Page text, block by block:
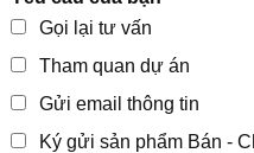
Gọi lại tư vấn
Tham quan dự án
Gửi email thông tin
Ký gửi sản phẩm Bán -